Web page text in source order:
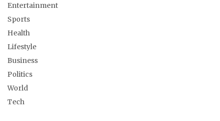
Entertainment
Sports
Health
Lifestyle
Business
Politics
World
Tech